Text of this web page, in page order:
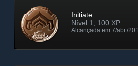
Initiate
Nível 1, 100 XP
Alcançada em 7/abr./